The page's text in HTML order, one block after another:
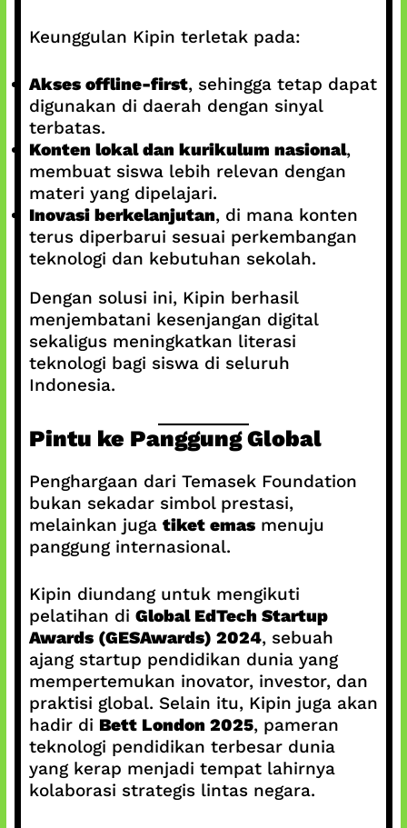
Keunggulan Kipin terletak pada:
Akses offline-first, sehingga tetap dapat
digunakan di daerah dengan sinyal
terbatas.
Konten lokal dan kurikulum nasional,
membuat siswa lebih relevan dengan
materi yang dipelajari.
Inovasi berkelanjutan, di mana konten
terus diperbarui sesuai perkembangan
teknologi dan kebutuhan sekolah.
Dengan solusi ini, Kipin berhasil
menjembatani kesenjangan digital
sekaligus meningkatkan literasi
teknologi bagi siswa di seluruh
Indonesia.
Pintu ke Panggung Global
Penghargaan dari Temasek Foundation
bukan sekadar simbol prestasi,
melainkan juga tiket emasmenuju
panggung internasional.
Kipin diundang untuk mengikuti
pelatihan di Global EdTech Startup
Awards (GESAwards) 2024, sebuah
ajang startup pendidikan dunia yang
mempertemukan inovator, investor, dan
praktisi global. Selain itu, Kipin juga akan
hadir di Bett London 2025, pameran
teknologi pendidikan terbesar dunia
yang kerap menjadi tempat lahirnya
kolaborasi strategis lintas negara.